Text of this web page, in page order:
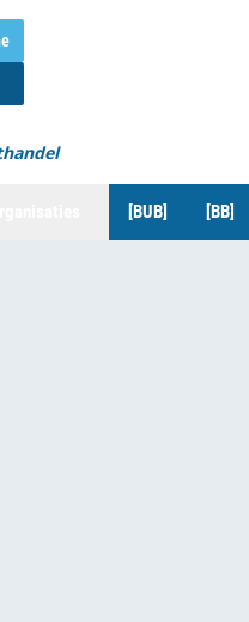
[BUB] [BB]